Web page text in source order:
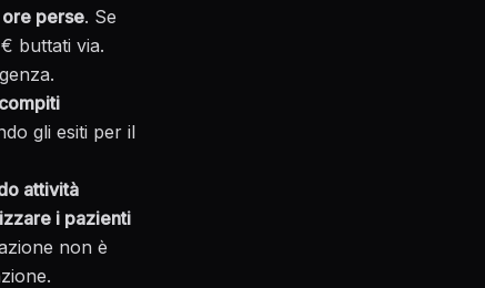
ore perse. Se
buttati via.
gli esiti per il
attività
i pazienti
non è